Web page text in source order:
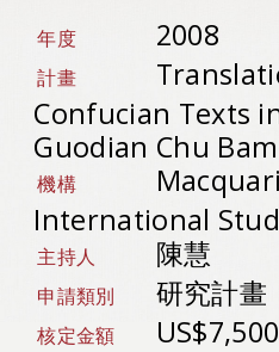
年度 2008
計畫
Confucian Texts
Guodian Chu
機構
International
主持人 陳慧
申請類別 研究計畫
核定金額 US$7,500